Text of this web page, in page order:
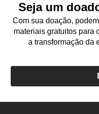
Seja um
Com sua doação,
materiais gratuitos para
a transformação da